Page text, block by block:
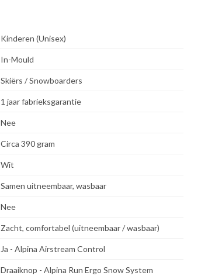
Kinderen (Unisex)
In-Mould
Skiërs / Snowboarders
1 jaar fabrieksgarantie
Nee
Circa 390 gram
Wit
Samen uitneembaar, wasbaar
Nee
Zacht, comfortabel (uitneembaar / wasbaar)
Ja - Alpina Airstream Control
Draaiknop - Alpina Run Ergo Snow System